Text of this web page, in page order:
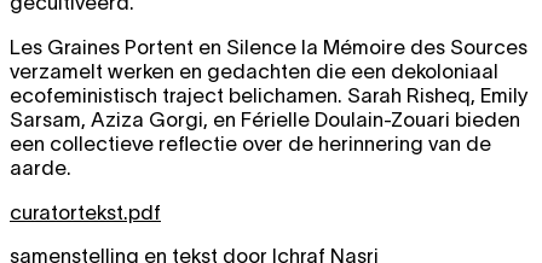
Les Graines Portent en Silence la Mémoire des Sources
verzamelt werken en gedachten die een dekoloniaal
ecofeministisch traject belichamen. Sarah Risheq, Emily
Sarsam, Aziza Gorgi, en Férielle Doulain-Zouari bieden
een collectieve reflectie over de herinnering van de
aarde.
curatortekst.pdf
samenstelling en tekst door Ichraf Nasri